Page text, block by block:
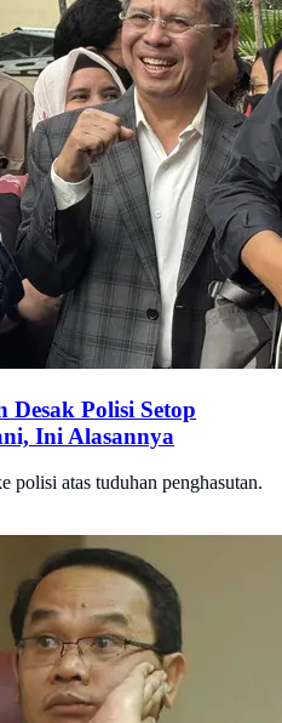
Polisi Setop
Ini Alasannya
polisi atas tuduhan penghasutan.